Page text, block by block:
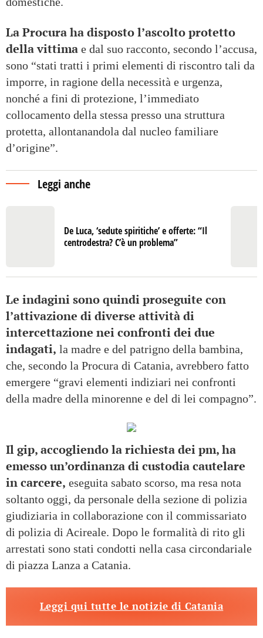
La Procura ha disposto l’ascolto protetto
della vittima e dal suo racconto, secondo l’accusa,
sono “stati tratti i primi elementi di riscontro tali da
imporre, in ragione della necessità e urgenza,
nonché a fini di protezione, l’immediato
collocamento della stessa presso una struttura
protetta, allontanandola dal nucleo familiare
d’origine”.
Leggi anche
De Luca, ‘sedute spiritiche’ e offerte: “Il
centrodestra? C’è un problema”
Le indagini sono quindi proseguite con
l’attivazione di diverse attività di
intercettazione nei confronti dei due
indagati, la madre e del patrigno della bambina,
che, secondo la Procura di Catania, avrebbero fatto
emergere “gravi elementi indiziari nei confronti
della madre della minorenne e del di lei compagno”.
Il gip, accogliendo la richiesta dei pm, ha
emesso un’ordinanza di custodia cautelare
in carcere, eseguita sabato scorso, ma resa nota
soltanto oggi, da personale della sezione di polizia
giudiziaria in collaborazione con il commissariato
di polizia di Acireale. Dopo le formalità di rito gli
arrestati sono stati condotti nella casa circondariale
di piazza Lanza a Catania.
Leggi qui tutte le notizie di Catania